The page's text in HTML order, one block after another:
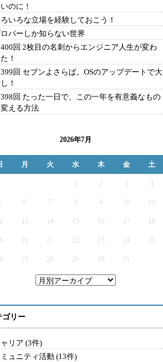
のに！
いろな立場を経験しておこう！
パーしか知らない世界
回 2枚目の名刺からエンジニア人生が変わ
！
回 セブンよさらば。OSのアップデートで大
！
回 たった一日で、この一年を有意義なもの
える方法
2026年7月
月 火 水 木 金 土
2 3 4
6 7 9
12 13 14 15 16 17
19 20 21 22 23 24 25
27 28 29 30 31
ゴリー
リア (3件)
ミュニティ活動 (13件)